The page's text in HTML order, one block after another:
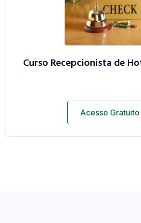
Curso Recepcionista de
Acesso Gratuito